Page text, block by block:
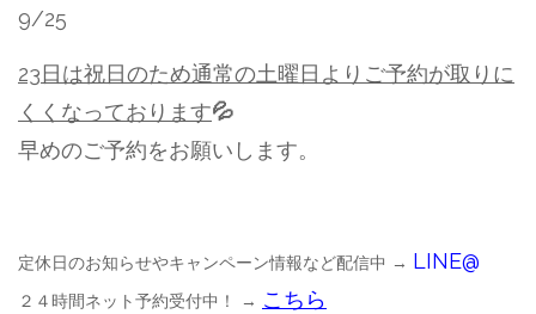
9/25
23日は祝日のため通常の土曜日よりご予約が取りに
くくなっております💦
早めのご予約をお願いします。
定休日のお知らせやキャンペーン情報など配信中 → LINE@
２４時間ネット予約受付中！ → こちら